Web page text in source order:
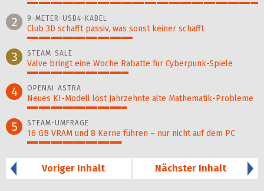
2 9-METER-USB4-KABEL
Club 3D schafft passiv, was sonst keiner schafft
3 STEAM SALE
Valve bringt eine Woche Rabatte für Cyberpunk-Spiele
4 OPENAI ASTRA
Neues KI-Modell löst Jahr­zehn­te alte Ma­thematik-Pro­ble­me
5 STEAM-UMFRAGE
16 GB VRAM und 8 Kerne führen – nur nicht auf dem PC
Voriger Inhalt
Nächster Inhalt